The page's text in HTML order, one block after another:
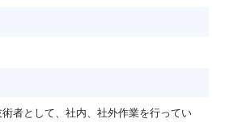
者として、社内、社外作業を行ってい